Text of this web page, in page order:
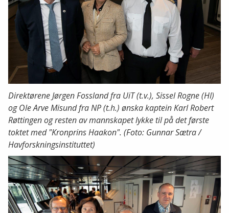
Direktørene Jørgen Fossland fra UiT (t.v.), Sissel Rogne (HI)
og Ole Arve Misund fra NP (t.h.) ønska kaptein Karl Robert
Røttingen og resten av mannskapet lykke til på det første
toktet med "Kronprins Haakon". (Foto: Gunnar Sætra /
Havforskningsinstituttet)